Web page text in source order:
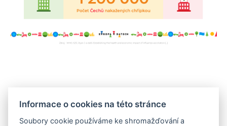
EU chce dosáhnout
proočkovanosti 30 %
Informace o cookies na této stránce
Soubory cookie používáme ke shromažďování a